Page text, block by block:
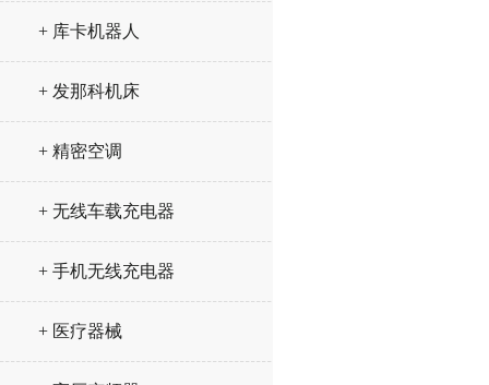
+ 库卡机器人
+ 发那科机床
+ 精密空调
+ 无线车载充电器
+ 手机无线充电器
+ 医疗器械